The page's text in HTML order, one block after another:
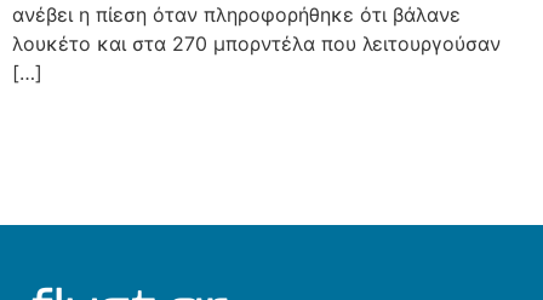
ανέβει η πίεση όταν πληροφορήθηκε ότι βάλανε
λουκέτο και στα 270 μπορντέλα που λειτουργούσαν
[…]